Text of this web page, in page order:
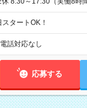
スタートOK！
電話対応なし
応募する